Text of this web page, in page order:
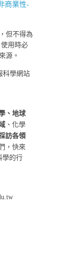
商業性-
但不得為
用時必
源。
科學網站
、地球
、化學
訪各領
，快來
學的行